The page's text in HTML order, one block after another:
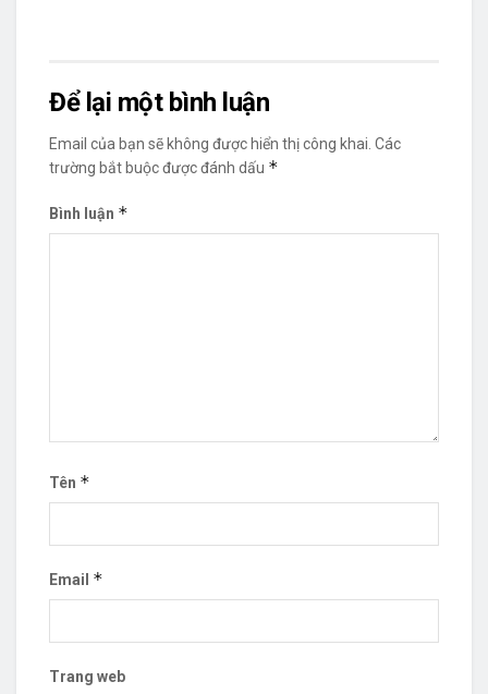
Để lại một bình luận
Email của bạn sẽ không được hiển thị công khai. Các
trường bắt buộc được đánh dấu *
Bình luận *
Tên *
Email *
Trang web